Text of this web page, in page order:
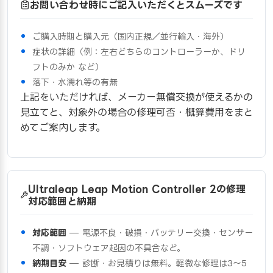
お問い合わせ時にご記入いただくとスムーズです
ご購入時期と購入元（国内正規／並行輸入・海外）
症状の詳細（例：左右どちらのコントローラーか、ドリ
フトのみか など）
落下・水濡れ等の有無
上記をいただければ、メーカー無償交換が使えるかの
見立てと、対象外の場合の修理可否・概算費用をまと
めてご案内します。
Ultraleap Leap Motion Controller 2の修理
対応範囲と納期
対応範囲 — 電源不良・破損・バッテリー交換・センサー
不調・ソフトウェア起因の不具合など。
納期目安 — 診断・お見積りは無料。軽微な修理は3〜5